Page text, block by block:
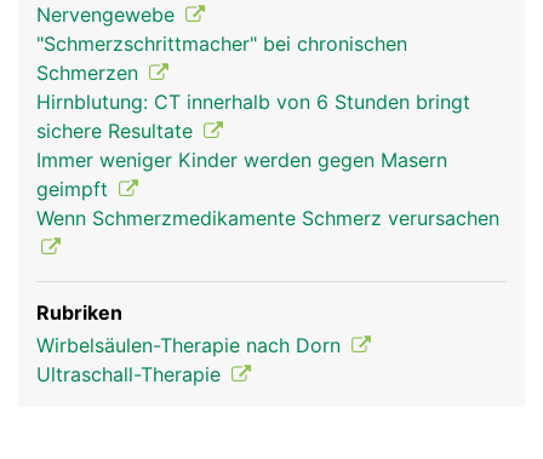
Nervengewebe
"Schmerzschrittmacher" bei chronischen
Schmerzen
Hirnblutung: CT innerhalb von 6 Stunden bringt
sichere Resultate
Immer weniger Kinder werden gegen Masern
geimpft
Wenn Schmerzmedikamente Schmerz verursachen
Rubriken
Wirbelsäulen-Therapie nach Dorn
Ultraschall-Therapie